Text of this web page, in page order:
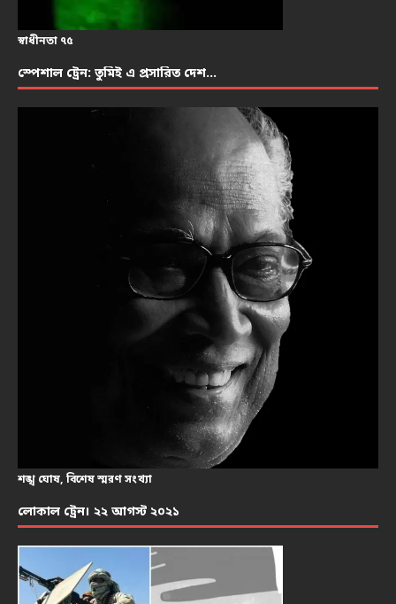
স্বাধীনতা ৭৫
স্পেশাল ট্রেন: তুমিই এ প্রসারিত দেশ…
শঙ্খ ঘোষ, বিশেষ স্মরণ সংখ্যা
লোকাল ট্রেন। ২২ আগস্ট ২০২১